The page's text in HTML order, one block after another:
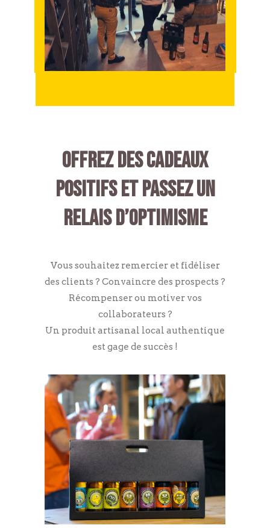
OFFREZ DES CADEAUX
POSITIFS ET PASSEZ UN
RELAIS D’OPTIMISME
Vous souhaitez remercier et fidéliser
des clients ? Convaincre des prospects ?
Récompenser ou motiver vos
collaborateurs ?
Un produit artisanal local authentique
est gage de succès !